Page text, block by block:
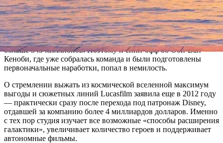
Неожиданное решение эксперты связывают с прокатным
провалом ленты «Хан Соло: Звёздные Войны. Истории». По
мнению создателей, картина о молодости пилота
«Тысячелетнего сокола» не вызвала достаточного «бума»: при
бюджете в 300 миллионов долларов проект собрал чуть
больше 343 миллионов. Поэтому и спин-офф об Оби-Ван
Кеноби, где уже собралась команда и были подготовлены
первоначальные наработки, попал в немилость.
О стремлении выжать из космической вселенной максимум
выгоды и сюжетных линий Lucasfilm заявила еще в 2012 году
— практически сразу после перехода под патронаж Disney,
отдавшей за компанию более 4 миллиардов долларов. Именно
с тех пор студия изучает все возможные «способы расширения
галактики», увеличивает количество героев и поддерживает
автономные фильмы.